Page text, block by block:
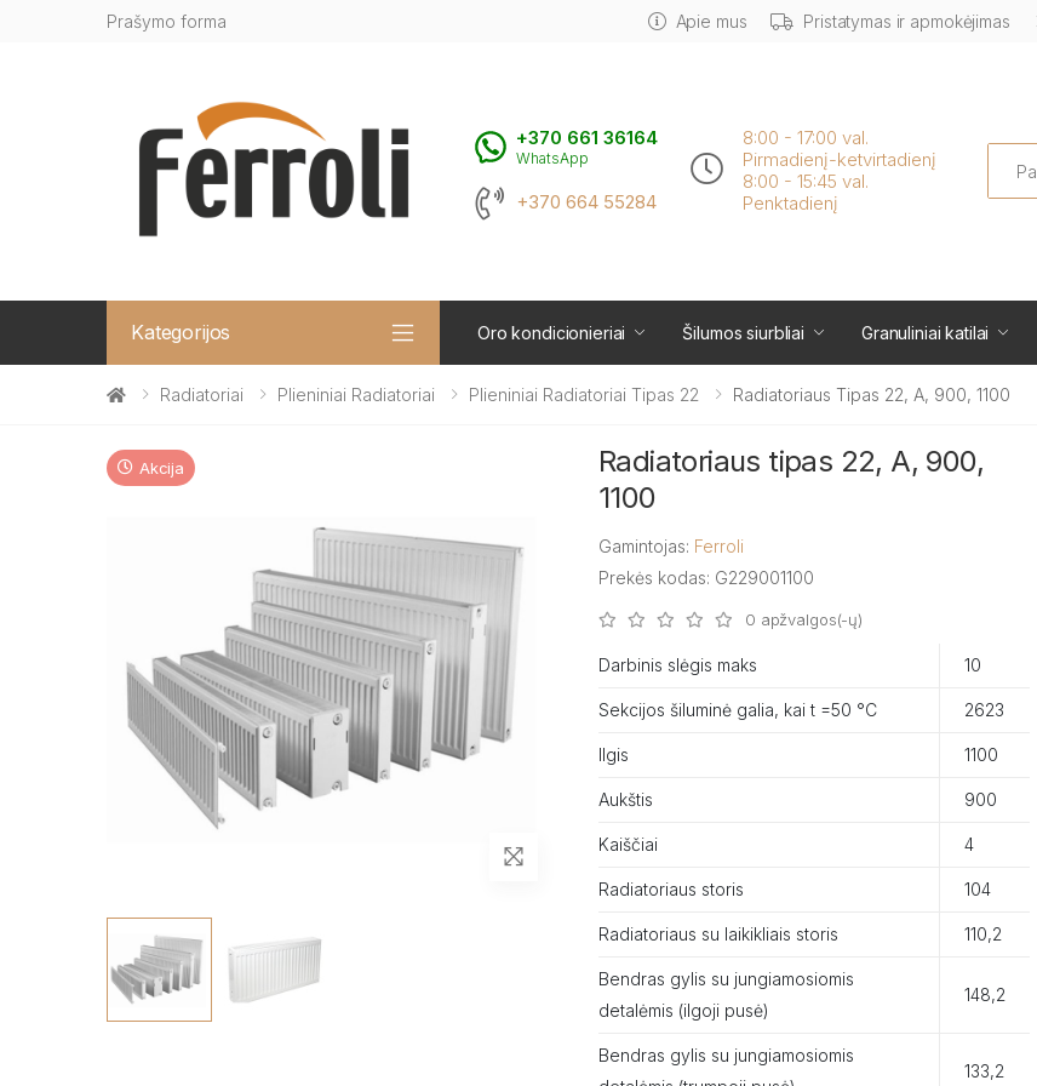
Prašymo forma Apie mus Pristatymas ir apmokėjimas
+370 661 36164
WhatsApp
+370 664 55284
8:00 - 17:00 val.
Pirmadienį-ketvirtadienį
8:00 - 15:45 val.
Penktadienį
Kategorijos Oro kondicionieriai Šilumos siurbliai Granuliniai katilai
Radiatoriai Plieniniai Radiatoriai Plieniniai Radiatoriai Tipas 22 Radiatoriaus Tipas 22, A, 900, 1100
Akcija
Radiatoriaus tipas 22, A, 900,
1100
Gamintojas: Ferroli
Prekės kodas: G229001100
0 apžvalgos(-ų)
Darbinis slėgis maks 10
Sekcijos šiluminė galia, kai t =50 °C 2623
Ilgis 1100
Aukštis 900
Kaiščiai 4
Radiatoriaus storis 104
Radiatoriaus su laikikliais storis 110,2
Bendras gylis su jungiamosiomis
detalėmis (ilgoji pusė)
148,2
Bendras gylis su jungiamosiomis
133,2